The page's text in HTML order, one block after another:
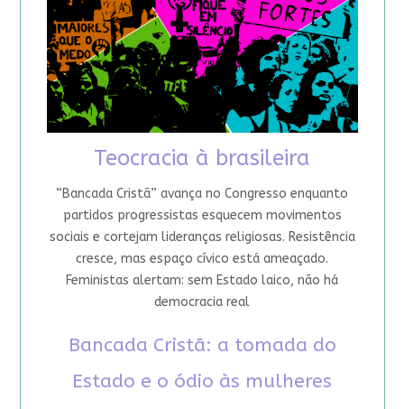
Teocracia à brasileira
“Bancada Cristã” avança no Congresso enquanto
partidos progressistas esquecem movimentos
sociais e cortejam lideranças religiosas. Resistência
cresce, mas espaço cívico está ameaçado.
Feministas alertam: sem Estado laico, não há
democracia real
Bancada Cristã: a tomada do
Estado e o ódio às mulheres